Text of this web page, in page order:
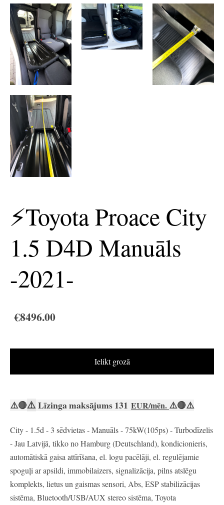
⚡️Toyota Proace City
1.5 D4D Manuāls
-2021-
€8496.00
Ielikt grozā
⚠️🔴⚠️Līzinga maksājums 131 EUR/mēn. ⚠️🔴⚠️
City - 1.5d - 3 sēdvietas - Manuāls - 75kW(105ps) - Turbodīzelis
- Jau Latvijā, tikko no Hamburg (Deutschland), kondicionieris,
automātiskā gaisa attīrīšana, el. logu pacēlāji, el. regulējamie
spoguļi ar apsildi, immobilaizers, signalizācija, pilns atslēgu
komplekts, lietus un gaismas sensori, Abs, ESP stabilizācijas
sistēma, Bluetooth/USB/AUX stereo sistēma, Toyota